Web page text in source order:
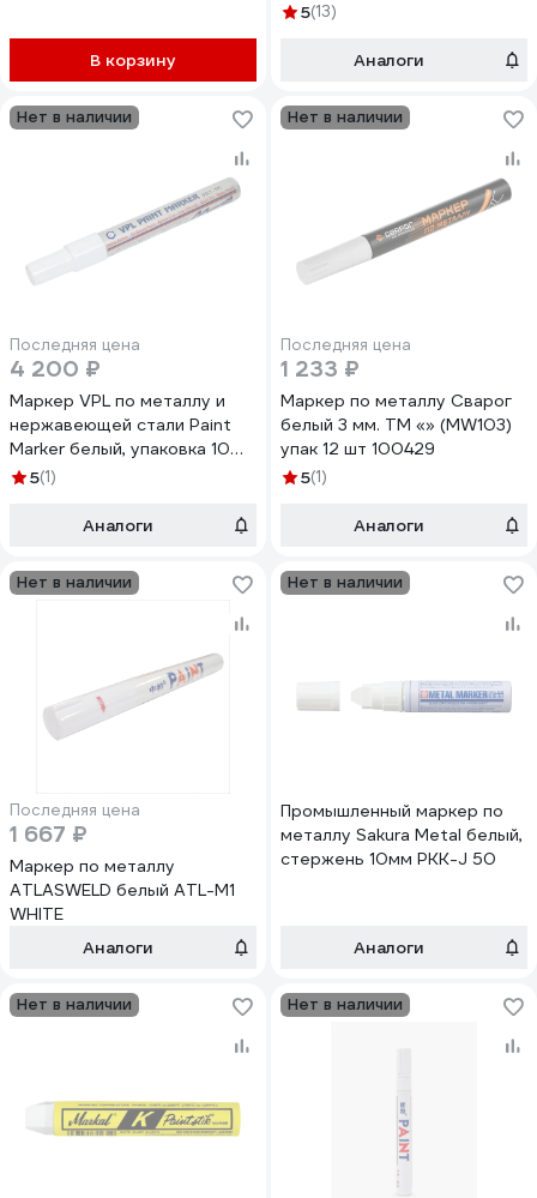
В корзину
5(13)
Аналоги
Нет в наличии
Последняя цена
4 200 ₽
Маркер VPL по металлу и
нержавеющей стали Paint
Marker белый, упаковка 10
шт. VPLMT6000-W
5(1)
Аналоги
Нет в наличии
Последняя цена
1 233 ₽
Маркер по металлу Сварог
белый 3 мм. ТМ «» (MW103)
упак 12 шт 100429
5(1)
Аналоги
Нет в наличии
Последняя цена
1 667 ₽
Маркер по металлу
ATLASWELD белый ATL-M1
WHITE
Аналоги
Нет в наличии
Промышленный маркер по
металлу Sakura Metal белый,
стержень 10мм PKK-J 50
Аналоги
Нет в наличии Нет в наличии